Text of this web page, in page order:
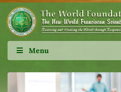
Menu